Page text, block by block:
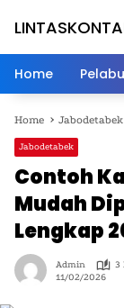
KONTAINER
Home
Home Jabodetabek
Jabodetabek
Contoh
Mudah
Lengkap
Admin
3
11/02/2026